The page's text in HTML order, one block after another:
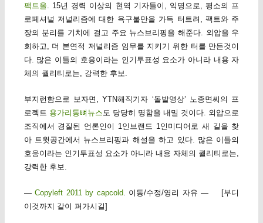
팩트올 . 15년 경력 이상의 현역 기자들이, 익명으로, 평소의 프
로페셔널 저널리즘에 대한 욕구불만을 가득 터트려, 팩트와 주
장의 분리를 기치에 걸고 주요 뉴스브리핑을 해준다. 외압을 우
회하고, 더 본연적 저널리즘 임무를 지키기 위한 터를 만든것이
다. 많은 이들의 호응이라는 인기투표성 요소가 아니라 내용 자
체의 퀄리티로는, 강력한 후보.
부지런함으로 보자면, YTN해직기자 ‘돌발영상’ 노종면씨의 프
로젝트 용가리통뼈뉴스 도 당당히 명함을 내밀 것이다. 외압으로
조직에서 경질된 언론인이 1인브랜드 1인미디어로 새 길을 찾
아 트윗공간에서 뉴스브리핑과 해설을 하고 있다. 많은 이들의
호응이라는 인기투표성 요소가 아니라 내용 자체의 퀄리티로는,
강력한 후보.
—Copyleft 2011 by capcold. 이동/수정/영리 자유 — [부디
이것까지 같이 퍼가시길]